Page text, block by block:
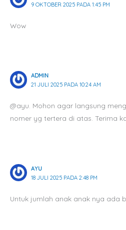
9 OKTOBER 2025 PADA 1:45 PM
Wow
ADMIN
21 JULI 2025 PADA 10:24 AM
@ayu. Mohon agar langsung
nomer yg tertera di atas. Terima
AYU
18 JULI 2025 PADA 2:48 PM
Untuk jumlah anak anak nya ada